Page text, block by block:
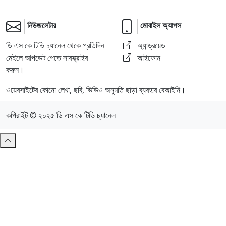
নিউজলেটার
ডি এস কে টিভি চ্যানেল থেকে প্রতিদিন
মেইলে আপডেট পেতে সাবস্ক্রাইব
করুন।
মোবাইল অ্যাপস
অ্যান্ড্রয়েড
আইফোন
ওয়েবসাইটের কোনো লেখা, ছবি, ভিডিও অনুমতি ছাড়া ব্যবহার বেআইনি।
কপিরাইট © ২০২৫ ডি এস কে টিভি চ্যানেল